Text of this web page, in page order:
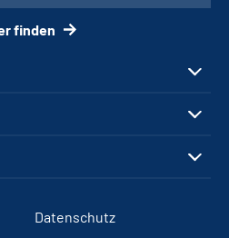
finden
Datenschutz